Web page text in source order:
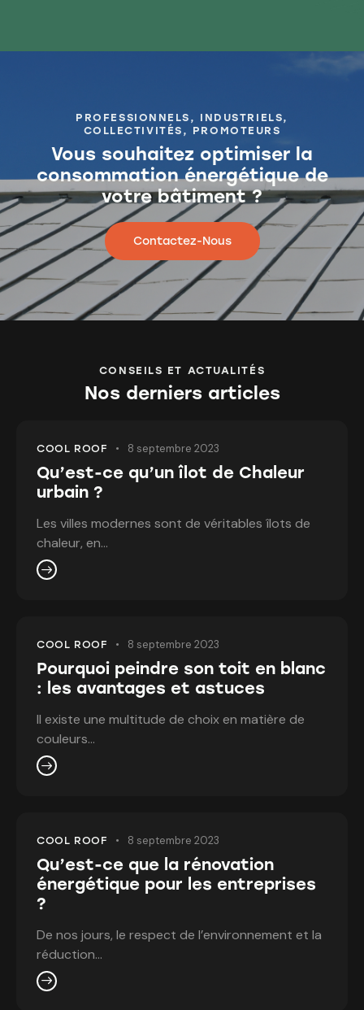
PROFESSIONNELS, INDUSTRIELS,
COLLECTIVITÉS, PROMOTEURS
Vous souhaitez optimiser la
consommation énergétique de
votre bâtiment ?
Contactez-Nous
CONSEILS ET ACTUALITÉS
Nos derniers articles
COOL ROOF 8 septembre 2023
Qu’est-ce qu’un îlot de Chaleur
urbain ?
Les villes modernes sont de véritables îlots de
chaleur, en…
COOL ROOF 8 septembre 2023
Pourquoi peindre son toit en blanc
: les avantages et astuces
Il existe une multitude de choix en matière de
couleurs…
COOL ROOF 8 septembre 2023
Qu’est-ce que la rénovation
énergétique pour les entreprises
?
De nos jours, le respect de l’environnement et la
réduction…